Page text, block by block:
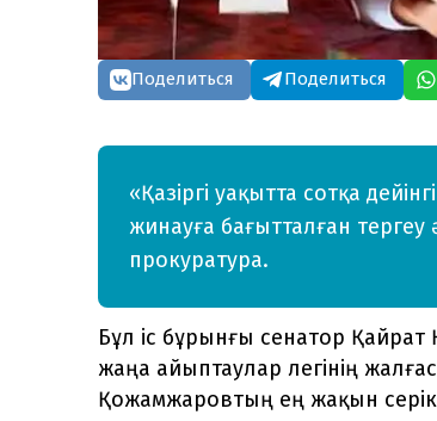
Поделиться Поделиться
«Қазіргі уақытта сотқа
жинауға бағытталған тергеу
прокуратура.
Бұл іс бұрынғы сенатор
жаңа айыптаулар легінің
Қожамжаровтың ең жақын